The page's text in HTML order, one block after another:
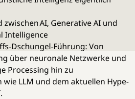
AI, Generative AI und
Intelligence
Dschungel-Führung: Von
über neuronale Netzwerke und
Processing hin zu
wie LLM und dem aktuellen Hype-